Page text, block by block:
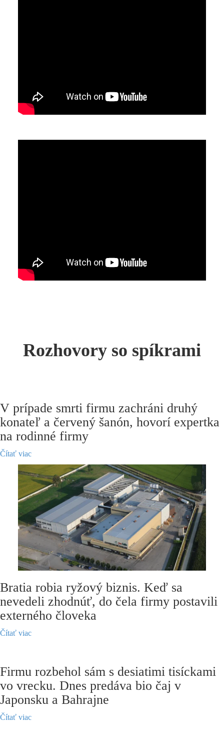
Rozhovory so spíkrami
V prípade smrti firmu zachráni druhý
konateľ a červený šanón, hovorí expertka
na rodinné firmy
Čítať viac
Bratia robia ryžový biznis. Keď sa
nevedeli zhodnúť, do čela firmy postavili
externého človeka
Čítať viac
Firmu rozbehol sám s desiatimi tisíckami
vo vrecku. Dnes predáva bio čaj v
Japonsku a Bahrajne
Čítať viac